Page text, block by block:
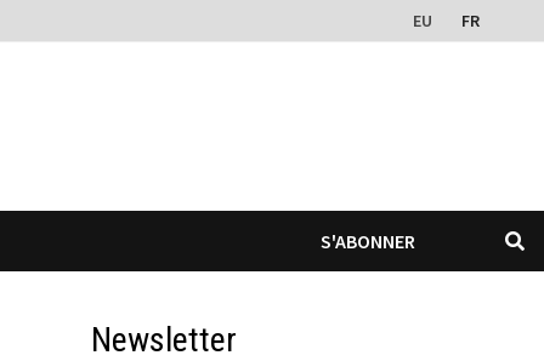
EU FR
S'ABONNER
Newsletter